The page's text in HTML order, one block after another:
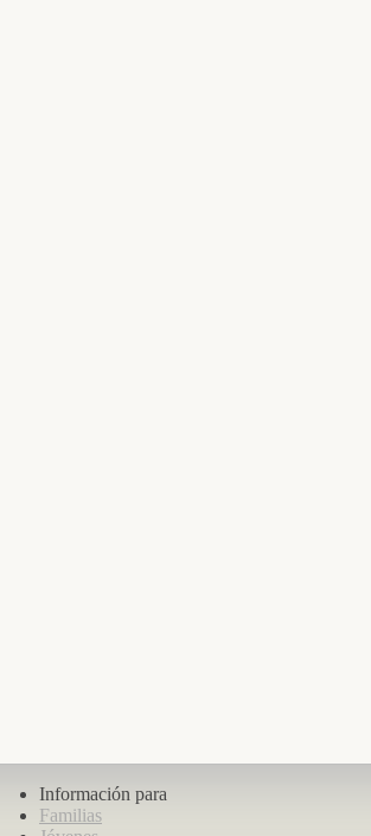
Información para
Familias